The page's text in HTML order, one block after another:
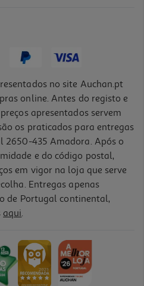
Q.3327 Preto
no site Auchan.pt
online. Antes do registo e
apresentados servem
os praticados para entregas
2650-435 Amadora. Após o
e do código postal,
em vigor na loja que serve
Entregas apenas
de Portugal continental,
aqui.